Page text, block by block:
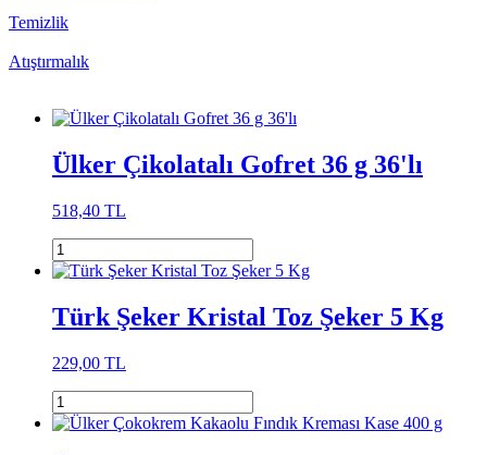
Temizlik
Atıştırmalık
Ülker Çikolatalı Gofret 36 g 36'lı
518,40 TL
Türk Şeker Kristal Toz Şeker 5 Kg
229,00 TL